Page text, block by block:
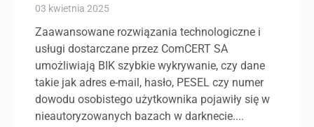
03 kwietnia 2025
Zaawansowane rozwiązania technologiczne i
usługi dostarczane przez ComCERT SA
umożliwiają BIK szybkie wykrywanie, czy dane
takie jak adres e-mail, hasło, PESEL czy numer
dowodu osobistego użytkownika pojawiły się w
nieautoryzowanych bazach w darknecie....